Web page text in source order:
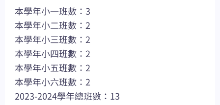
本學年小一班數：3
本學年小二班數：2
本學年小三班數：2
本學年小四班數：2
本學年小五班數：2
本學年小六班數：2
2023-2024學年總班數：13